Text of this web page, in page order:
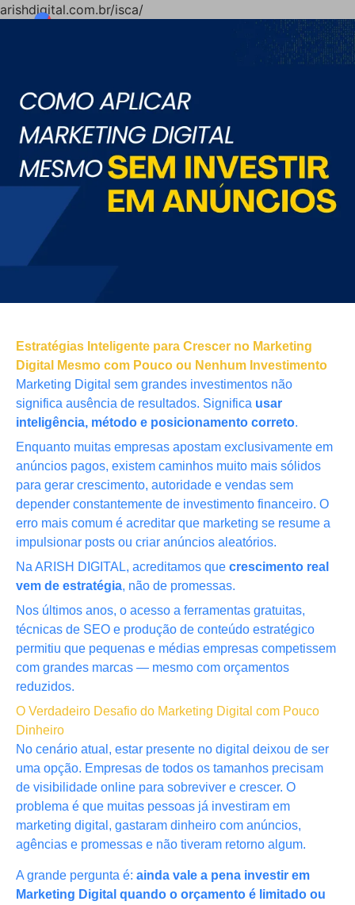
arishdigital.com.br/isca/
Estratégias Inteligente para Crescer no Marketing
Digital Mesmo com Pouco ou Nenhum Investimento
Marketing Digital sem grandes investimentos não
significa ausência de resultados. Significa usar
inteligência, método e posicionamento correto.
Enquanto muitas empresas apostam exclusivamente em
anúncios pagos, existem caminhos muito mais sólidos
para gerar crescimento, autoridade e vendas sem
depender constantemente de investimento financeiro. O
erro mais comum é acreditar que marketing se resume a
impulsionar posts ou criar anúncios aleatórios.
Na ARISH DIGITAL, acreditamos que crescimento real
vem de estratégia, não de promessas.
Nos últimos anos, o acesso a ferramentas gratuitas,
técnicas de SEO e produção de conteúdo estratégico
permitiu que pequenas e médias empresas competissem
com grandes marcas — mesmo com orçamentos
reduzidos.
O Verdadeiro Desafio do Marketing Digital com Pouco
Dinheiro
No cenário atual, estar presente no digital deixou de ser
uma opção. Empresas de todos os tamanhos precisam
de visibilidade online para sobreviver e crescer. O
problema é que muitas pessoas já investiram em
marketing digital, gastaram dinheiro com anúncios,
agências e promessas e não tiveram retorno algum.
A grande pergunta é: ainda vale a pena investir em
Marketing Digital quando o orçamento é limitado ou